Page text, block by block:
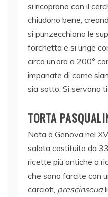
si ricoprono con il
chiudono bene,
si punzecchiano le
forchetta e si unge
circa un’ora a 200°
impanate di carne
sia sotto. Si servono
TORTA
Nata a Genova nel
salata costituita da
ricette più antiche a
che sono farcite con
carciofi, prescinseua